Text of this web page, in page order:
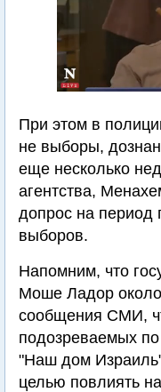
При этом в
не выборы,
еще несколько
агентства,
допрос на период
выборов.
Напомним, что
Моше Ладор около
сообщения СМИ,
подозреваемых
"Наш дом
целью повлиять